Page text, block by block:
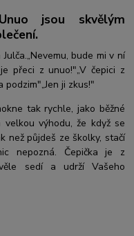
jsou skvělým
bude mi v ní
přeci z unuo!"„V čepici z
ji zkus!"
tak rychle, jako běžné
velkou výhodu, že když se
než půjdeš ze školky, stačí
nepozná. Čepička je z
sedí a udrží Vašeho